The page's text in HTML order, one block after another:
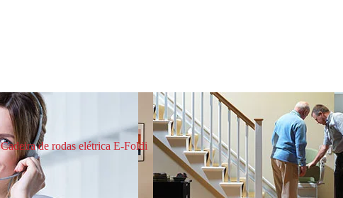
Cadeira de rodas elétrica E-Foldi